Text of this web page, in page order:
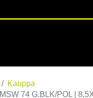
Kauppa
MSW 74 G.BLK/POL |